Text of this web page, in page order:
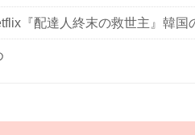
『配達人終末の救世主』韓国